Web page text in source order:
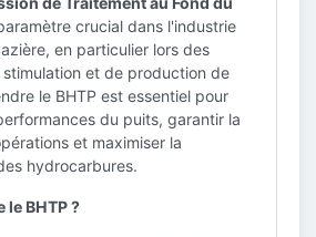
crucial dans l'industrie
en particulier lors des
et de production de
le BHTP est essentiel pour
du puits, garantir la
et maximiser la
hydrocarbures.
le BHTP ?